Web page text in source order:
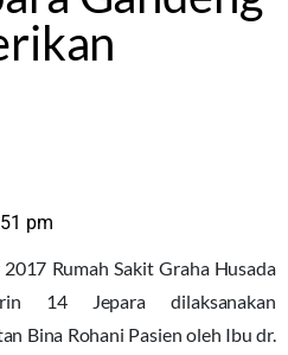
pm
Rumah Sakit Graha Husada
14 Jepara dilaksanakan
Bina Rohani Pasien oleh Ibu dr.